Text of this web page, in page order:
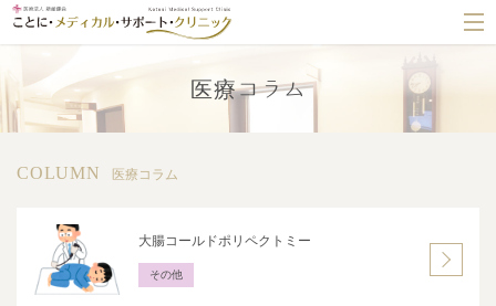
医療コラム
COLUMN 医療コラム
大腸コールドポリペクトミー
その他